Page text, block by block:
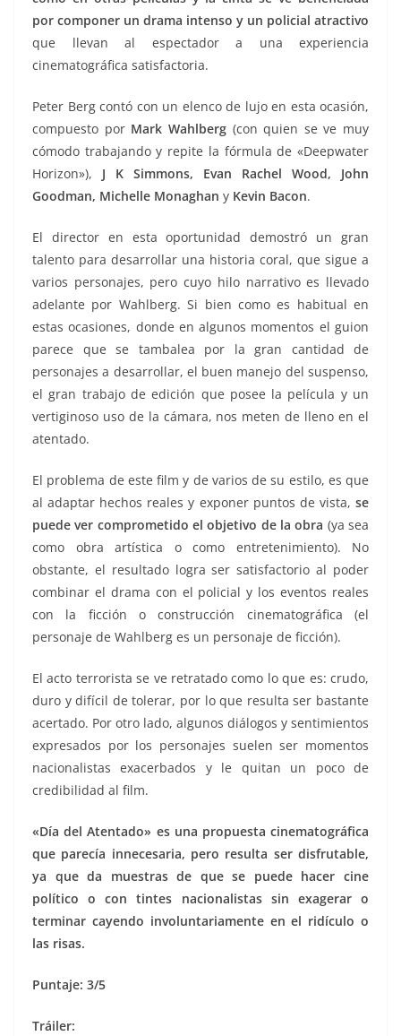
por componer un drama intenso y un policial atractivo
que llevan al espectador a una experiencia
cinematográfica satisfactoria.
Peter Berg contó con un elenco de lujo en esta ocasión,
compuesto por Mark Wahlberg(con quien se ve muy
cómodo trabajando y repite la fórmula de «Deepwater
Horizon»), J K Simmons, Evan Rachel Wood, John
Goodman, Michelle Monaghan y Kevin Bacon.
El director en esta oportunidad demostró un gran
talento para desarrollar una historia coral, que sigue a
varios personajes, pero cuyo hilo narrativo es llevado
adelante por Wahlberg. Si bien como es habitual en
estas ocasiones, donde en algunos momentos el guion
parece que se tambalea por la gran cantidad de
personajes a desarrollar, el buen manejo del suspenso,
el gran trabajo de edición que posee la película y un
vertiginoso uso de la cámara, nos meten de lleno en el
atentado.
El problema de este film y de varios de su estilo, es que
al adaptar hechos reales y exponer puntos de vista, se
puede ver comprometido el objetivo de la obra (ya sea
como obra artística o como entretenimiento). No
obstante, el resultado logra ser satisfactorio al poder
combinar el drama con el policial y los eventos reales
con la ficción o construcción cinematográfica (el
personaje de Wahlberg es un personaje de ficción).
El acto terrorista se ve retratado como lo que es: crudo,
duro y difícil de tolerar, por lo que resulta ser bastante
acertado. Por otro lado, algunos diálogos y sentimientos
expresados por los personajes suelen ser momentos
nacionalistas exacerbados y le quitan un poco de
credibilidad al film.
«Día del Atentado» es una propuesta cinematográfica
que parecía innecesaria, pero resulta ser disfrutable,
ya que da muestras de que se puede hacer cine
político o con tintes nacionalistas sin exagerar o
terminar cayendo involuntariamente en el ridículo o
las risas.
Puntaje: 3/5
Tráiler: